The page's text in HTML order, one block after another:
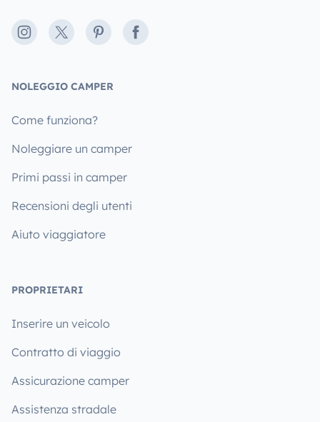
Instagram
X PinterestFacebook
NOLEGGIO CAMPER
Come funziona?
Noleggiare un camper
Primi passi in camper
Recensioni degli utenti
Aiuto viaggiatore
PROPRIETARI
Inserire un veicolo
Contratto di viaggio
Assicurazione camper
Assistenza stradale